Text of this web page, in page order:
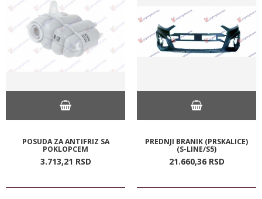
POSUDA ZA ANTIFRIZ SA
POKLOPCEM
3.713,21 RSD
PREDNJI BRANIK (PRSKALICE)
(S-LINE/S5)
21.660,36 RSD